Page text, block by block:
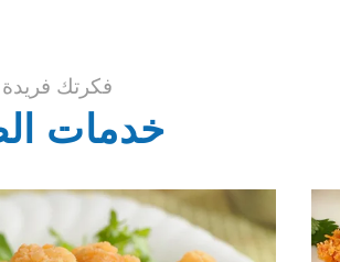
فكرتك فريدة
خدمات